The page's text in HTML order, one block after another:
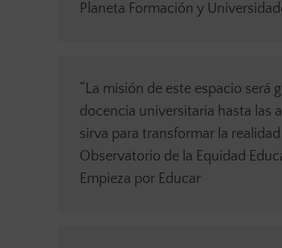
Planeta Formación y
“La misión de este espacio será
docencia universitaria hasta las
sirva para transformar la
Observatorio de la Equidad
Empieza por Educar